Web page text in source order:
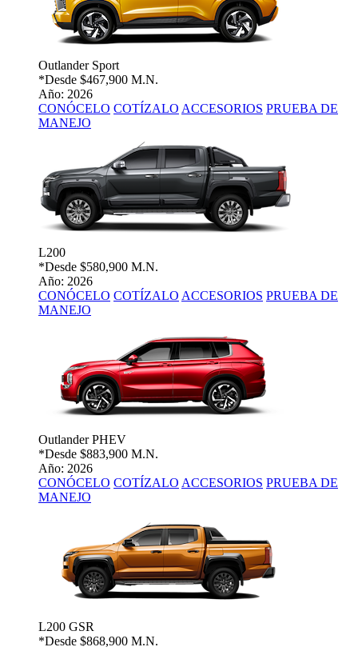
Outlander Sport
*Desde $467,900 M.N.
Año: 2026
CONÓCELO COTÍZALO ACCESORIOS PRUEBA DE
MANEJO
L200
*Desde $580,900 M.N.
Año: 2026
CONÓCELO COTÍZALO ACCESORIOS PRUEBA DE
MANEJO
Outlander PHEV
*Desde $883,900 M.N.
Año: 2026
CONÓCELO COTÍZALO ACCESORIOS PRUEBA DE
MANEJO
L200 GSR
*Desde $868,900 M.N.